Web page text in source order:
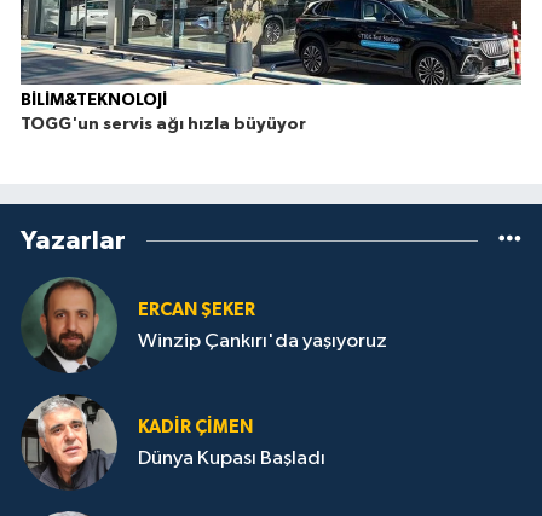
BİLİM&TEKNOLOJİ
TOGG'un servis ağı hızla büyüyor
Yazarlar
ERCAN ŞEKER
Winzip Çankırı'da yaşıyoruz
KADIR ÇIMEN
Dünya Kupası Başladı